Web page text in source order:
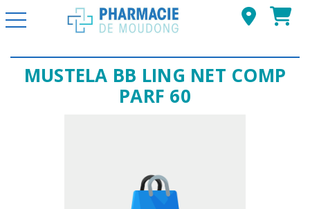
Basculer la navigation
MUSTELA BB LING NET COMP
PARF 60